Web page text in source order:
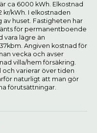
ca 6000 kWh. Elkostnad
kr/kWh. I elkostnaden
huset. Fastigheten har
för permanentboende
vara lägre än
Angiven kostnad för
vecka och avser
villa/hem försäkring.
och varierar över tiden
naturligt att man gör
förutsättningar.